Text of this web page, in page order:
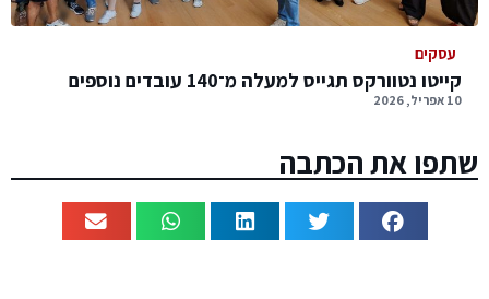
עסקים
קייטו נטוורקס תגייס למעלה מ־140 עובדים נוספים
10 אפריל, 2026
שתפו את הכתבה